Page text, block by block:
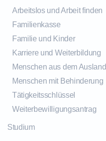
Arbeitslos und Arbeit finden
Familienkasse
Familie und Kinder
Karriere und Weiterbildung
Menschen aus dem Ausland
Menschen mit Behinderung
Tätigkeitsschlüssel
Weiterbewilligungsantrag
Studium